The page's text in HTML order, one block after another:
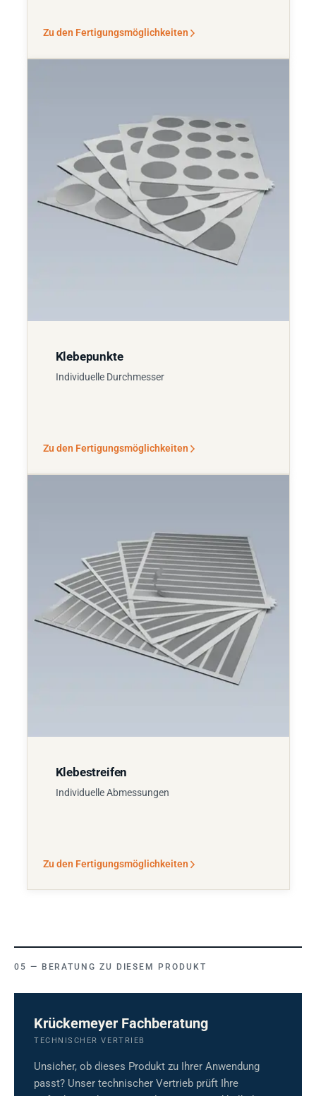
Zu den Fertigungsmöglichkeiten
Klebepunkte
Individuelle Durchmesser
Zu den Fertigungsmöglichkeiten
Klebestreifen
Individuelle Abmessungen
Zu den Fertigungsmöglichkeiten
BERATUNG ZU DIESEM PRODUKT
Krückemeyer Fachberatung
TECHNISCHER VERTRIEB
Unsicher, ob dieses Produkt zu Ihrer Anwendung
passt? Unser technischer Vertrieb prüft Ihre